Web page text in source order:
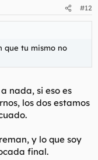
#12
que tu mismo no
nada, si eso es
los dos estamos
y lo que soy
final.